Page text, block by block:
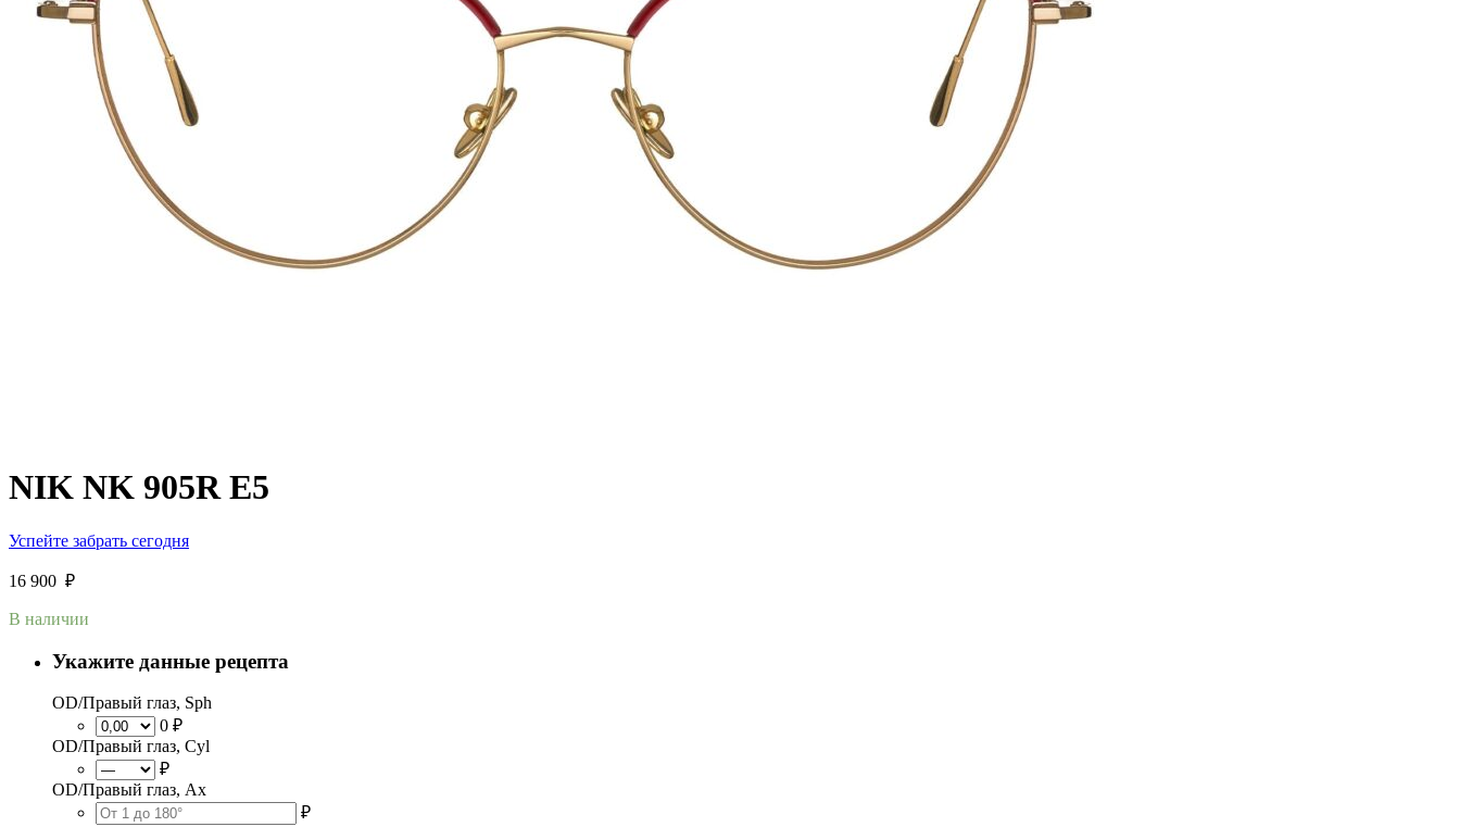
NIK NK 905R E5
Успейте забрать сегодня
16 900 ₽
В наличии
Укажите данные рецепта
OD/Правый глаз, Sph
0 ₽
OD/Правый глаз, Cyl
₽
OD/Правый глаз, Ax
₽